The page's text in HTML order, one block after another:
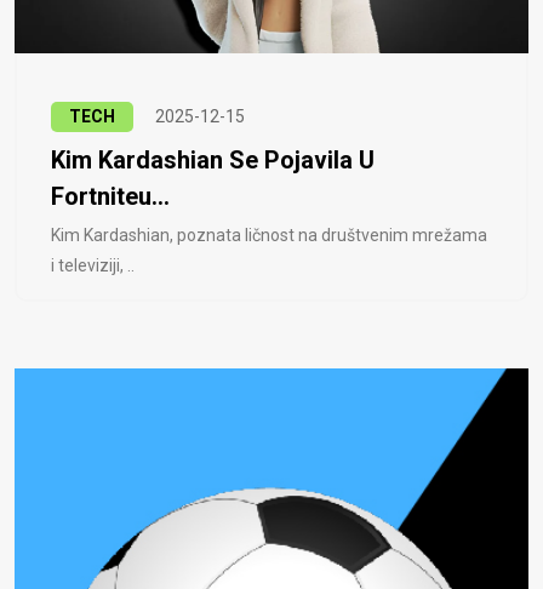
TECH 2025-12-15
Kim Kardashian Se Pojavila U
Fortniteu...
Kim Kardashian, poznata ličnost na društvenim mrežama
i televiziji, ..